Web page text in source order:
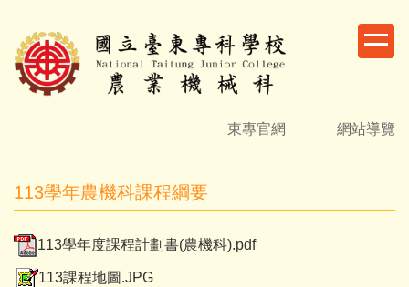
主
要
東專官網 網站導覽
113學年農機科課程綱要
113學年度課程計劃書(農機科).pdf
113課程地圖.JPG